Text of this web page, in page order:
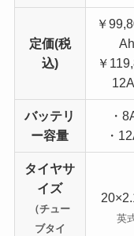
定価(税
込)
￥
Ah
￥
バッテリ
ー容量
・
・
タイヤサ
イズ
（チュー
ブタイ
英